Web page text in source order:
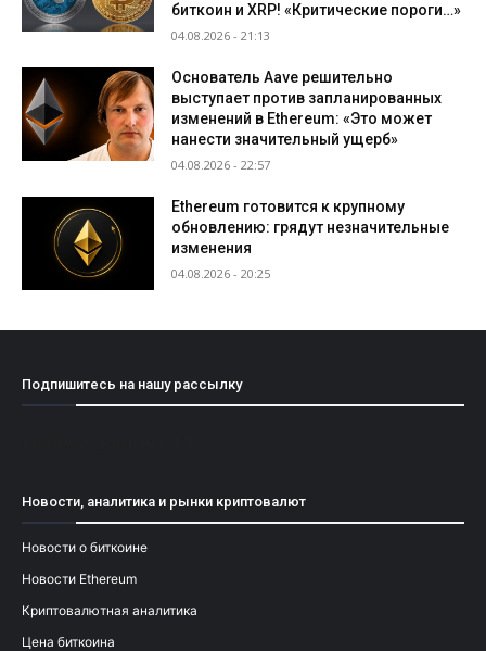
биткоин и XRP! «Критические пороги…»
04.08.2026 - 21:13
Основатель Aave решительно
выступает против запланированных
изменений в Ethereum: «Это может
нанести значительный ущерб»
04.08.2026 - 22:57
Ethereum готовится к крупному
обновлению: грядут незначительные
изменения
04.08.2026 - 20:25
Подпишитесь на нашу рассылку
Новости, аналитика и рынки криптовалют
Новости о биткоине
Новости Ethereum
Криптовалютная аналитика
Цена биткоина